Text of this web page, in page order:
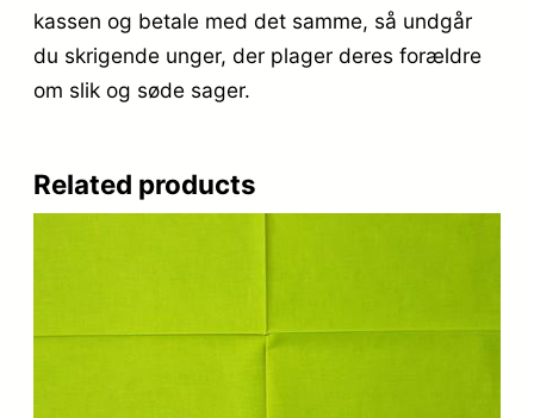
kassen og betale med det samme, så undgår
du skrigende unger, der plager deres forældre
om slik og søde sager.
Related products